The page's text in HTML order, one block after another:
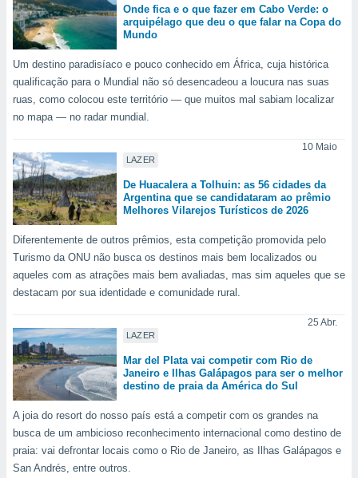
com
Pode
na nossa
e
a
cookies
parte
a
a
cookies,
a
site
Neste
lo de
a
Onde fica e o que fazer em Cabo Verde: o
arquipélago que deu o que falar na Copa do
Mundo
Um destino paradisíaco e pouco conhecido em África, cuja histórica
qualificação para o Mundial não só desencadeou a loucura nas suas
ruas, como colocou este território — que muitos mal sabiam localizar
no mapa — no radar mundial.
LAZER
10 Maio
De Huacalera a Tolhuin: as 56 cidades da
Argentina que se candidataram ao prêmio
Melhores Vilarejos Turísticos de 2026
Diferentemente de outros prêmios, esta competição promovida pelo
Turismo da ONU não busca os destinos mais bem localizados ou
aqueles com as atrações mais bem avaliadas, mas sim aqueles que se
destacam por sua identidade e comunidade rural.
LAZER
25 Abr.
Mar del Plata vai competir com Rio de
Janeiro e Ilhas Galápagos para ser o melhor
destino de praia da América do Sul
A joia do resort do nosso país está a competir com os grandes na
busca de um ambicioso reconhecimento internacional como destino de
praia: vai defrontar locais como o Rio de Janeiro, as Ilhas Galápagos e
San Andrés, entre outros.